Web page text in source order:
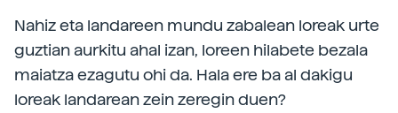
Nahiz eta landareen mundu zabalean loreak urte
guztian aurkitu ahal izan, loreen hilabete bezala
maiatza ezagutu ohi da. Hala ere ba al dakigu
loreak landarean zein zeregin duen?